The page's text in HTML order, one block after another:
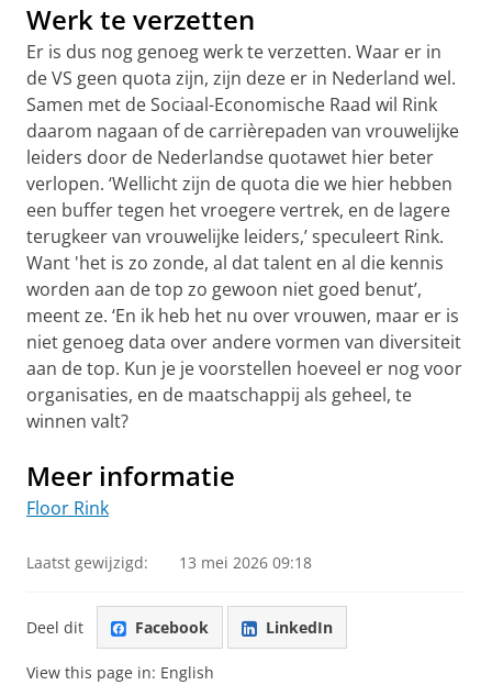
Werk te verzetten
Er is dus nog genoeg werk te verzetten. Waar er in
de VS geen quota zijn, zijn deze er in Nederland wel.
Samen met de Sociaal-Economische Raad wil Rink
daarom nagaan of de carrièrepaden van vrouwelijke
leiders door de Nederlandse quotawet hier beter
verlopen. ‘Wellicht zijn de quota die we hier hebben
een buffer tegen het vroegere vertrek, en de lagere
terugkeer van vrouwelijke leiders,’ speculeert Rink.
Want 'het is zo zonde, al dat talent en al die kennis
worden aan de top zo gewoon niet goed benut’,
meent ze. ‘En ik heb het nu over vrouwen, maar er is
niet genoeg data over andere vormen van diversiteit
aan de top. Kun je je voorstellen hoeveel er nog voor
organisaties, en de maatschappij als geheel, te
winnen valt?
Meer informatie
Floor Rink
Laatst gewijzigd: 13 mei 2026 09:18
Deel dit Facebook LinkedIn
View this page in: English